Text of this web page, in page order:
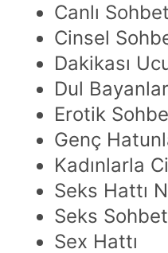
Canlı
Cinsel
Dakikası
Dul
Erotik
Genç
Kadınlarla
Seks Hattı
Seks
Sex Hattı